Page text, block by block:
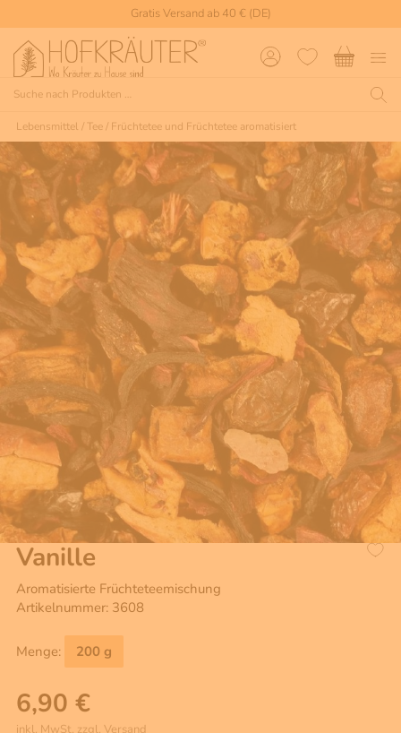
Gratis Versand ab 40 € (DE)
Lebensmittel / Tee/ Früchtetee und Früchtetee aromatisiert
Vanille
Aromatisierte Früchteteemischung
Artikelnummer: 3608
Menge: 200 g
6,90 €